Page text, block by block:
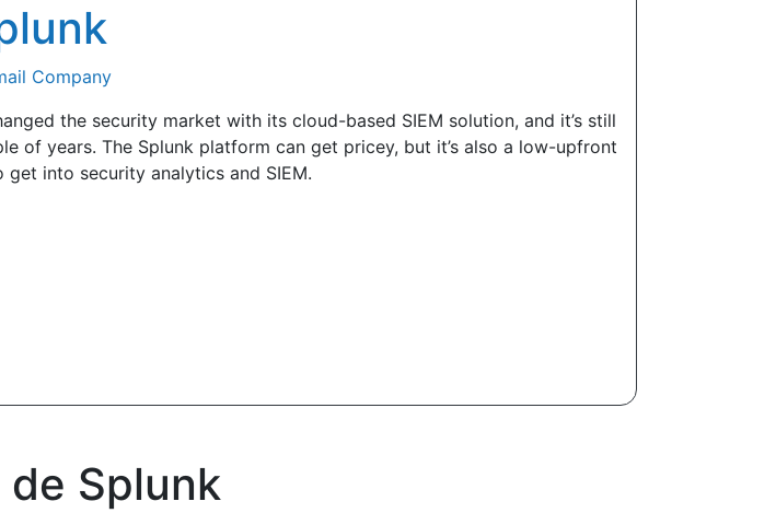
Company
the security market with its cloud-based SIEM solution, and it’s still
years. The Splunk platform can get pricey, but it’s also a low-upfront
into security analytics and SIEM.
Splunk